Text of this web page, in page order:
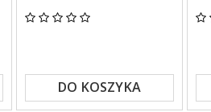
DO KOSZYKA